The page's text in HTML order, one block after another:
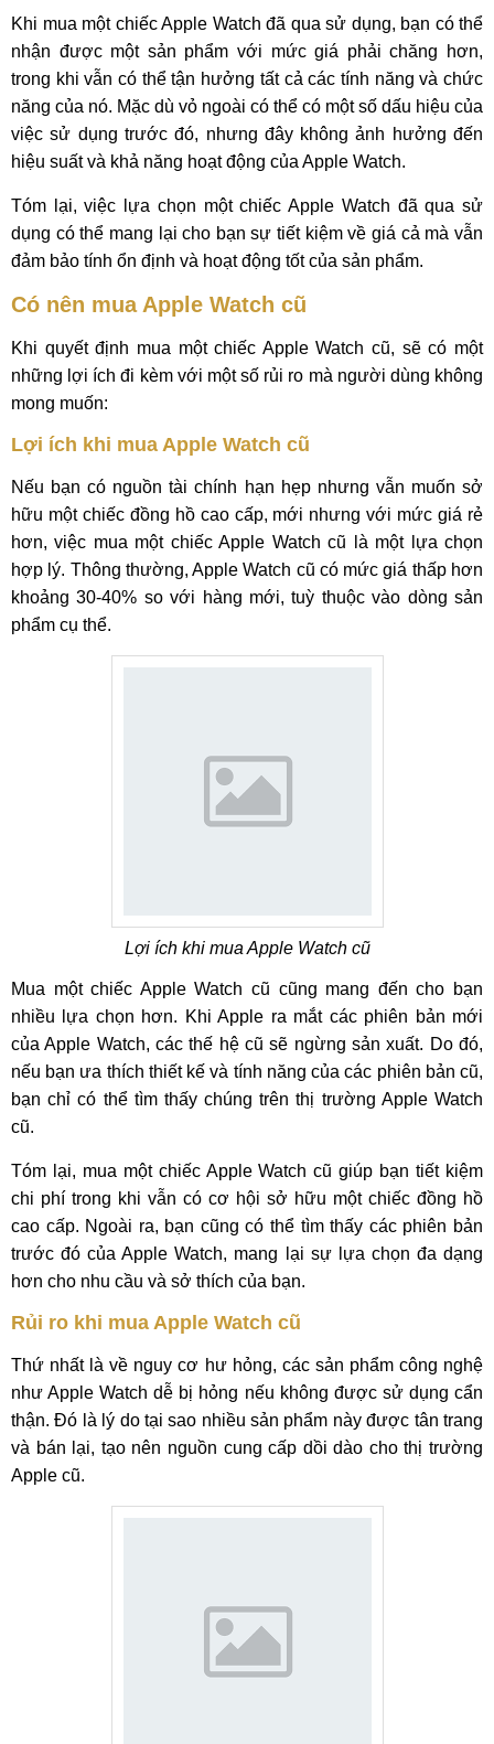
Khi mua một chiếc Apple Watch đã qua sử dụng, bạn có thể
nhận được một sản phẩm với mức giá phải chăng hơn,
trong khi vẫn có thể tận hưởng tất cả các tính năng và chức
năng của nó. Mặc dù vỏ ngoài có thể có một số dấu hiệu của
việc sử dụng trước đó, nhưng đây không ảnh hưởng đến
hiệu suất và khả năng hoạt động của Apple Watch.
Tóm lại, việc lựa chọn một chiếc Apple Watch đã qua sử
dụng có thể mang lại cho bạn sự tiết kiệm về giá cả mà vẫn
đảm bảo tính ổn định và hoạt động tốt của sản phẩm.
Có nên mua Apple Watch cũ
Khi quyết định mua một chiếc Apple Watch cũ, sẽ có một
những lợi ích đi kèm với một số rủi ro mà người dùng không
mong muốn:
Lợi ích khi mua Apple Watch cũ
Nếu bạn có nguồn tài chính hạn hẹp nhưng vẫn muốn sở
hữu một chiếc đồng hồ cao cấp, mới nhưng với mức giá rẻ
hơn, việc mua một chiếc Apple Watch cũ là một lựa chọn
hợp lý. Thông thường, Apple Watch cũ có mức giá thấp hơn
khoảng 30-40% so với hàng mới, tuỳ thuộc vào dòng sản
phẩm cụ thể.
Lợi ích khi mua Apple Watch cũ
Mua một chiếc Apple Watch cũ cũng mang đến cho bạn
nhiều lựa chọn hơn. Khi Apple ra mắt các phiên bản mới
của Apple Watch, các thế hệ cũ sẽ ngừng sản xuất. Do đó,
nếu bạn ưa thích thiết kế và tính năng của các phiên bản cũ,
bạn chỉ có thể tìm thấy chúng trên thị trường Apple Watch
cũ.
Tóm lại, mua một chiếc Apple Watch cũ giúp bạn tiết kiệm
chi phí trong khi vẫn có cơ hội sở hữu một chiếc đồng hồ
cao cấp. Ngoài ra, bạn cũng có thể tìm thấy các phiên bản
trước đó của Apple Watch, mang lại sự lựa chọn đa dạng
hơn cho nhu cầu và sở thích của bạn.
Rủi ro khi mua Apple Watch cũ
Thứ nhất là về nguy cơ hư hỏng, các sản phẩm công nghệ
như Apple Watch dễ bị hỏng nếu không được sử dụng cẩn
thận. Đó là lý do tại sao nhiều sản phẩm này được tân trang
và bán lại, tạo nên nguồn cung cấp dồi dào cho thị trường
Apple cũ.